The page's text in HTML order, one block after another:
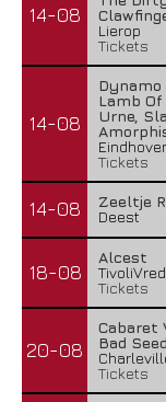
14-08
Lierop
Tickets
14-08
Dynamo
Lamb
Urne,
Tickets
14-08
Zeeltje
Deest
18-08
Alcest
Tickets
20-08
Cabaret
Bad
Tickets